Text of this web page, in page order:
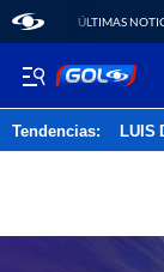
ÚLTIMAS
Tendencias: LUIS